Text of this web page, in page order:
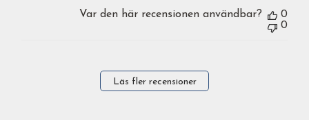
Var den här recensionen användbar?
0
0
Läs fler recensioner